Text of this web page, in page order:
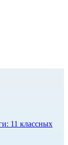
11 классных